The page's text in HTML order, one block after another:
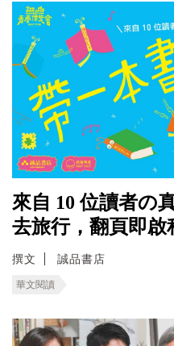
來自 10 位讀者の
去旅行，翻頁即
撰文 誠品書店
華文閱讀